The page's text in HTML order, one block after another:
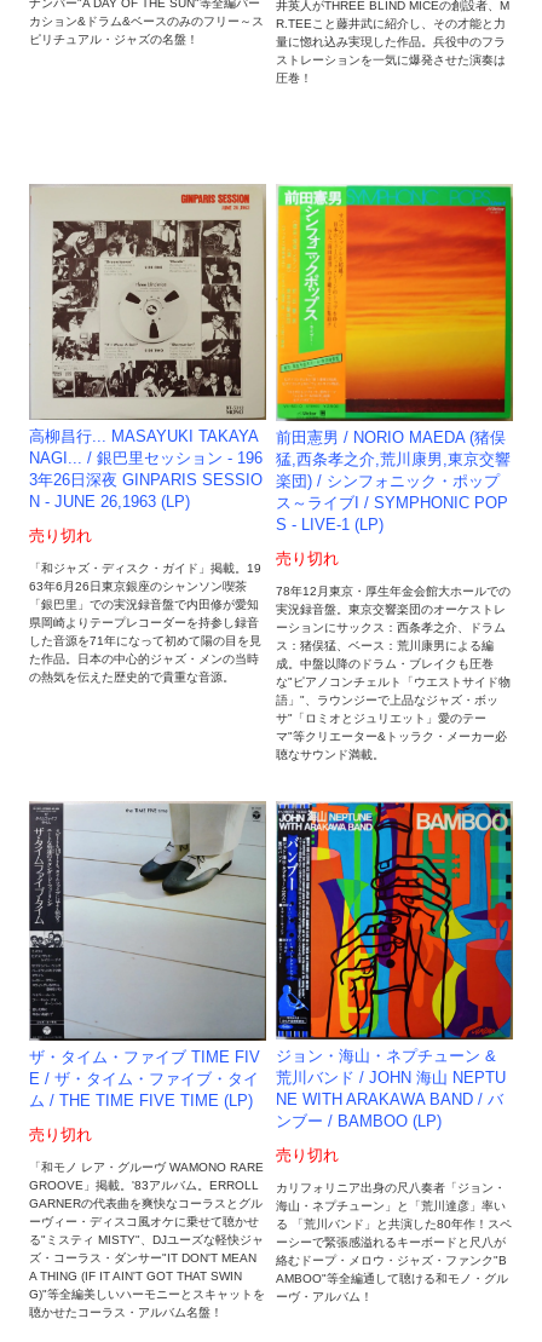
カション&ドラム&ベースのみのフリー～ス
ピリチュアル・ジャズの名盤！
井英人がTHREE BLIND MICEの創設者、M
R.TEEこと藤井武に紹介し、その才能と力
量に惚れ込み実現した作品。兵役中のフラ
ストレーションを一気に爆発させた演奏は
圧巻！
高柳昌行... MASAYUKI TAKAYA
NAGI... / 銀巴里セッション - 196
3年26日深夜 GINPARIS SESSIO
N - JUNE 26,1963 (LP)
売り切れ
「和ジャズ・ディスク・ガイド」掲載。19
63年6月26日東京銀座のシャンソン喫茶
「銀巴里」での実況録音盤で内田修が愛知
県岡崎よりテープレコーダーを持参し録音
した音源を71年になって初めて陽の目を見
た作品。日本の中心的ジャズ・メンの当時
の熱気を伝えた歴史的で貴重な音源。
前田憲男 / NORIO MAEDA (猪俣
猛,西条孝之介,荒川康男,東京交響
楽団) / シンフォニック・ポップ
ス～ライブI / SYMPHONIC POP
S - LIVE-1 (LP)
売り切れ
78年12月東京・厚生年金会館大ホールでの
実況録音盤。東京交響楽団のオーケストレ
ーションにサックス：西条孝之介、ドラム
ス：猪俣猛、ベース：荒川康男による編
成。中盤以降のドラム・ブレイクも圧巻
な"ピアノコンチェルト「ウエストサイド物
語」"、ラウンジーで上品なジャズ・ボッ
サ"「ロミオとジュリエット」愛のテー
マ"等クリエーター&トッラク・メーカー必
聴なサウンド満載。
ザ・タイム・ファイブ TIME FIV
E / ザ・タイム・ファイブ・タイ
ム / THE TIME FIVE TIME (LP)
売り切れ
「和モノ レア・グルーヴ WAMONO RARE
GROOVE」掲載。'83アルバム。ERROLL
GARNERの代表曲を爽快なコーラスとグル
ーヴィー・ディスコ風オケに乗せて聴かせ
る"ミスティ MISTY"、DJユーズな軽快ジャ
ズ・コーラス・ダンサー"IT DON'T MEAN
A THING (IF IT AIN'T GOT THAT SWIN
G)"等全編美しいハーモニーとスキャットを
聴かせたコーラス・アルバム名盤！
ジョン・海山・ネプチューン &
荒川バンド / JOHN 海山 NEPTU
NE WITH ARAKAWA BAND / バ
ンブー / BAMBOO (LP)
売り切れ
カリフォリニア出身の尺八奏者「ジョン・
海山・ネプチューン」と「荒川達彦」率い
る 「荒川バンド」と共演した80年作！スペ
ーシーで緊張感溢れるキーボードと尺八が
絡むドープ・メロウ・ジャズ・ファンク"B
AMBOO"等全編通して聴ける和モノ・グル
ーヴ・アルバム！